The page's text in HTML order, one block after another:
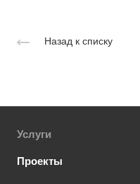
Назад к списку
Услуги
Проекты